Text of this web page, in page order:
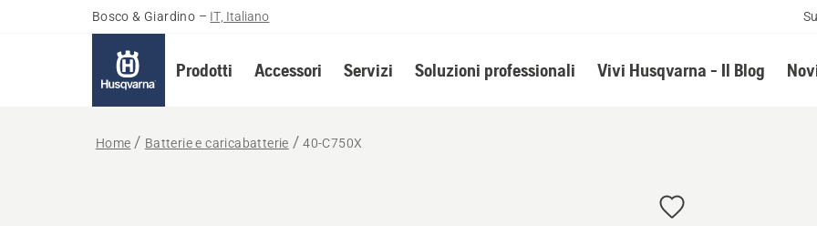
Bosco & Giardino – IT, Italiano
Prodotti Accessori Servizi Soluzioni professionali Vivi Husqvarna - Il Blog
Home Batterie e caricabatterie 40-C750X